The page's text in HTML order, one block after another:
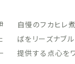
自慢のフカヒレ
ばをリーズナブ
提供する点心を